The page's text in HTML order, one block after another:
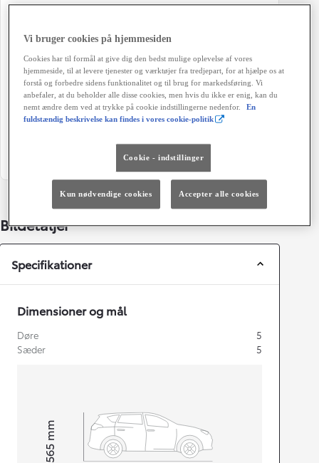
Karosseri
Hestekræfter
Co2 (blandet kørsel)
86 g/km
Geartype
Automatisk gearkasse
Døre
Farve
Koksmetal
Bildetaljer
Specifikationer
Dimensioner og mål
Døre
5
Sæder
5
1.565
mm
Vi bruger cookies på hjemmesiden
Cookies har til formål at give dig den bedst mulige oplevelse af vores
hjemmeside, til at levere tjenester og værktøjer fra tredjepart, for at hjælpe os at
forstå og forbedre sidens funktionalitet og til brug for markedsføring. Vi
anbefaler, at du beholder alle disse cookies, men hvis du ikke er enig, kan du
nemt ændre dem ved at trykke på cookie indstillingerne nedenfor.
En
fuldstændig beskrivelse kan findes i vores cookie-politik
Cookie - indstillinger
Kun nødvendige cookies Accepter alle cookies